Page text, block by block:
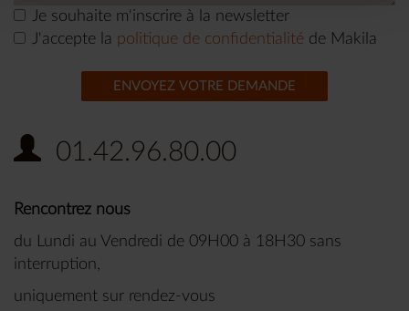
Je souhaite m'inscrire à la newsletter
J'accepte la politique de confidentialité de Makila
ENVOYEZ VOTRE DEMANDE
01.42.96.80.00
Rencontrez nous
du Lundi au Vendredi de 09H00 à 18H30 sans
interruption,
uniquement sur rendez-vous